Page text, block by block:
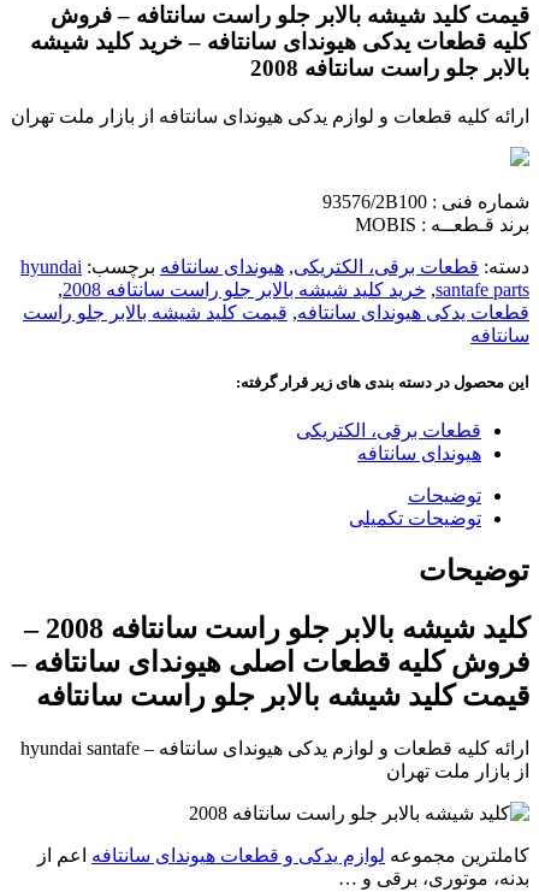
قیمت کلید شیشه بالابر جلو راست سانتافه – فروش
کلیه قطعات یدکی هیوندای سانتافه – خرید کلید شیشه
بالابر جلو راست سانتافه 2008
ارائه کلیه قطعات و لوازم یدکی هیوندای سانتافه از بازار ملت تهران
شماره فنی : 93576/2B100
برند قـطعــه : MOBIS
دسته: قطعات برقی، الکتریکی, هیوندای سانتافه برچسب: hyundai
santafe parts
, خرید کلید شیشه بالابر جلو راست سانتافه 2008
,
قطعات یدکی هیوندای سانتافه, قیمت کلید شیشه بالابر جلو راست
سانتافه
این محصول در دسته بندی های زیر قرار گرفته:
قطعات برقی، الکتریکی
هیوندای سانتافه
توضیحات
توضیحات تکمیلی
توضیحات
کلید شیشه بالابر جلو راست سانتافه 2008 –
فروش کلیه قطعات اصلی هیوندای سانتافه –
قیمت کلید شیشه بالابر جلو راست سانتافه
ارائه کلیه قطعات و لوازم یدکی هیوندای سانتافه – hyundai santafe
از بازار ملت تهران
کاملترین مجموعه لوازم یدکی و قطعات هیوندای سانتافه اعم از
بدنه، موتوری، برقی و …